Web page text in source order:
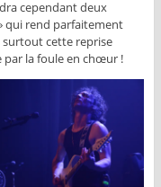
cependant deux
qui rend parfaitement
surtout cette reprise
par la foule en chœur !